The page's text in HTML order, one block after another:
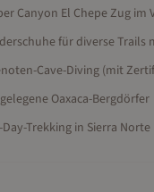
Canyon El Chepe Zug im
für diverse Trails
Cave-Diving (mit
Oaxaca-Bergdörfer
Trekking in Sierra Norte